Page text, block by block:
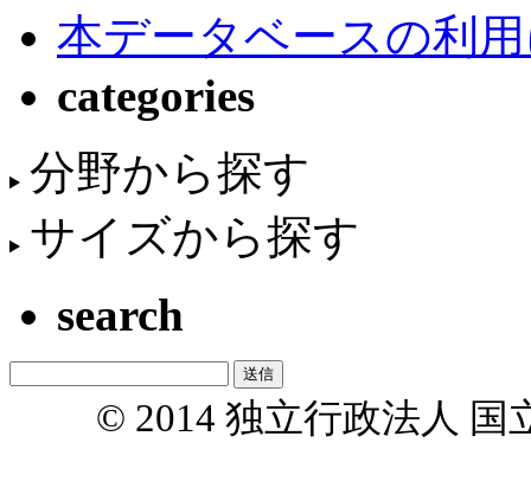
本データベースの利
categories
分野から探す
サイズから探す
search
© 2014 独立行政法人 国